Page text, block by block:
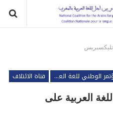
تليكسبريس
المؤتمر الوطني للغة العربية
قناة الائتلاف
العربية على